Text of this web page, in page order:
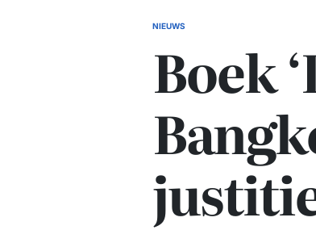
GEPLAATST
NIEUWS
Boek